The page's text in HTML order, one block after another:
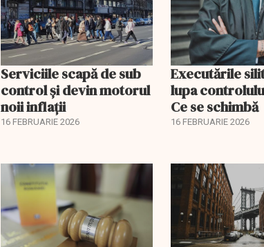
Serviciile scapă de sub
control și devin motorul
noii inflații
16 FEBRUARIE 2026
Executările
lupa
Ce se schimbă
16 FEBRUARIE 2026